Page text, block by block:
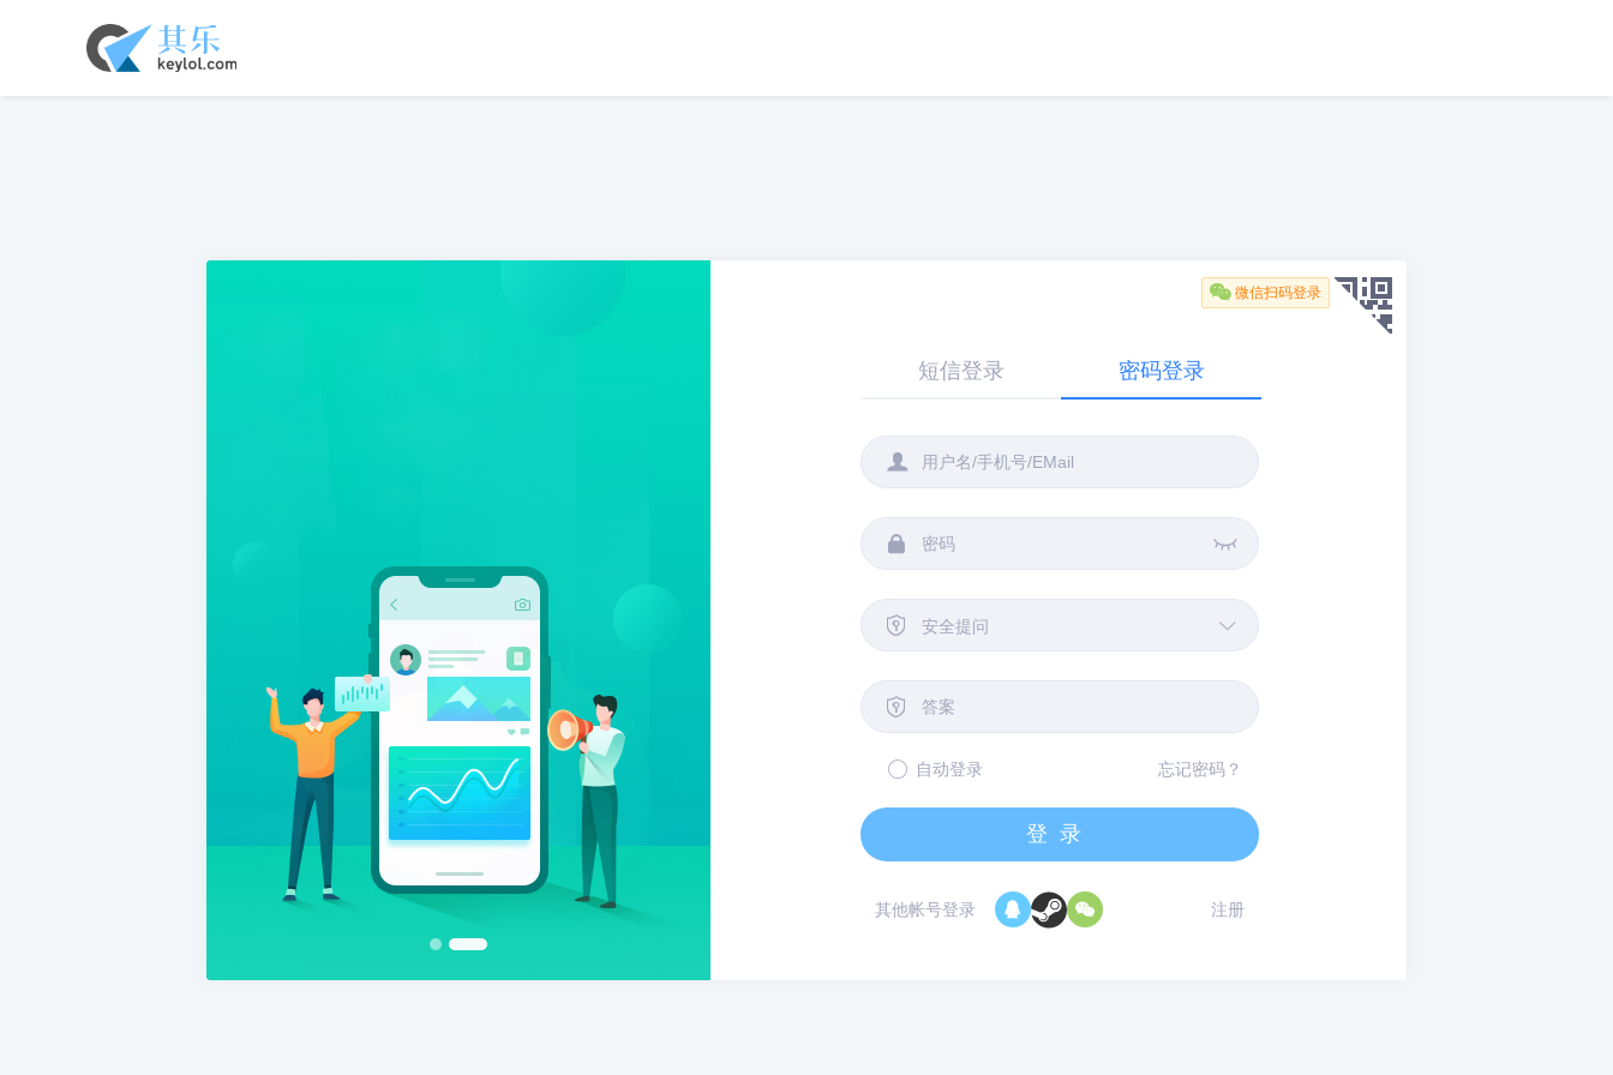
 微信扫码登录
短信登录 密码登录

 
 安全提问 

自动登录 忘记密码？
登录
其他帐号登录   注册